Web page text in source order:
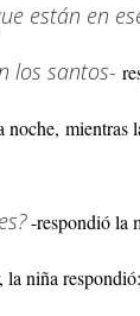
están en
los santos-
noche, mientras
-respondió la
la niña respondió: